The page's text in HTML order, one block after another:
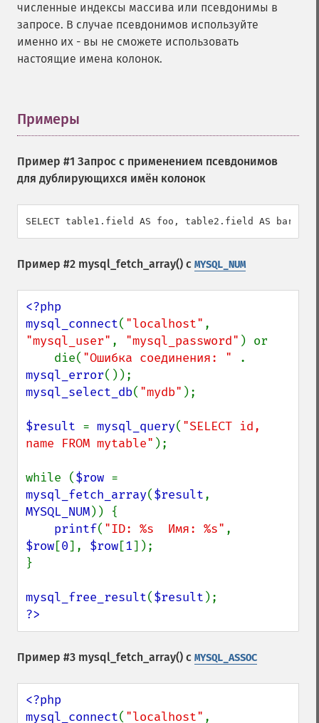
численные индексы массива или псевдонимы в
запросе. В случае псевдонимов используйте
именно их - вы не сможете использовать
настоящие имена колонок.
Примеры
Пример #1 Запрос с применением псевдонимов
для дублирующихся имён колонок
SELECT table1.field AS foo, table2.field AS bar
Пример #2 mysql_fetch_array() с MYSQL_NUM
<?php
mysql_connect( "localhost"
"mysql_user" , "mysql_password" ) or
    die(
"Ошибка соединения: "
mysql_error
mysql_select_db( "mydb" );
$result = mysql_query( "SELECT id,
name FROM mytable" );
while ($row
mysql_fetch_array($result
MYSQL_NUM)) {
printf( "ID: %s  Имя: %s"
$row[0], $row[1]);
}
mysql_free_result($result
?>
Пример #3 mysql_fetch_array() с MYSQL_ASSOC
<?php
mysql_connect( "localhost"